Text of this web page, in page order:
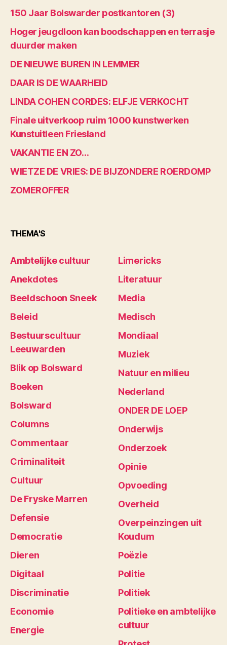
150 Jaar Bolswarder postkantoren (3)
Hoger jeugdloon kan boodschappen en terrasje
duurder maken
DE NIEUWE BUREN IN LEMMER
DAAR IS DE WAARHEID
LINDA COHEN CORDES: ELFJE VERKOCHT
Finale uitverkoop ruim 1000 kunstwerken
Kunstuitleen Friesland
VAKANTIE EN ZO…
WIETZE DE VRIES: DE BIJZONDERE ROERDOMP
ZOMEROFFER
THEMA'S
Ambtelijke cultuur
Anekdotes
Beeldschoon Sneek
Beleid
Bestuurscultuur
Leeuwarden
Blik op Bolsward
Boeken
Bolsward
Columns
Commentaar
Criminaliteit
Cultuur
De Fryske Marren
Defensie
Democratie
Dieren
Digitaal
Discriminatie
Economie
Energie
Limericks
Literatuur
Media
Medisch
Mondiaal
Muziek
Natuur en milieu
Nederland
ONDER DE LOEP
Onderwijs
Onderzoek
Opinie
Opvoeding
Overheid
Overpeinzingen uit
Koudum
Poëzie
Politie
Politiek
Politieke en ambtelijke
cultuur